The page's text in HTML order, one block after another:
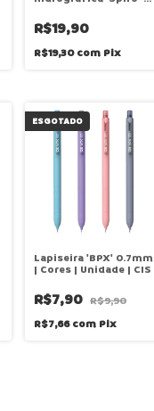
R$19,90
R$19,30com Pix
ESGOTADO
Lapiseira 'BPX' 0.7mm
| Cores | Unidade | CIS
R$7,90 R$9,90
R$7,66com Pix